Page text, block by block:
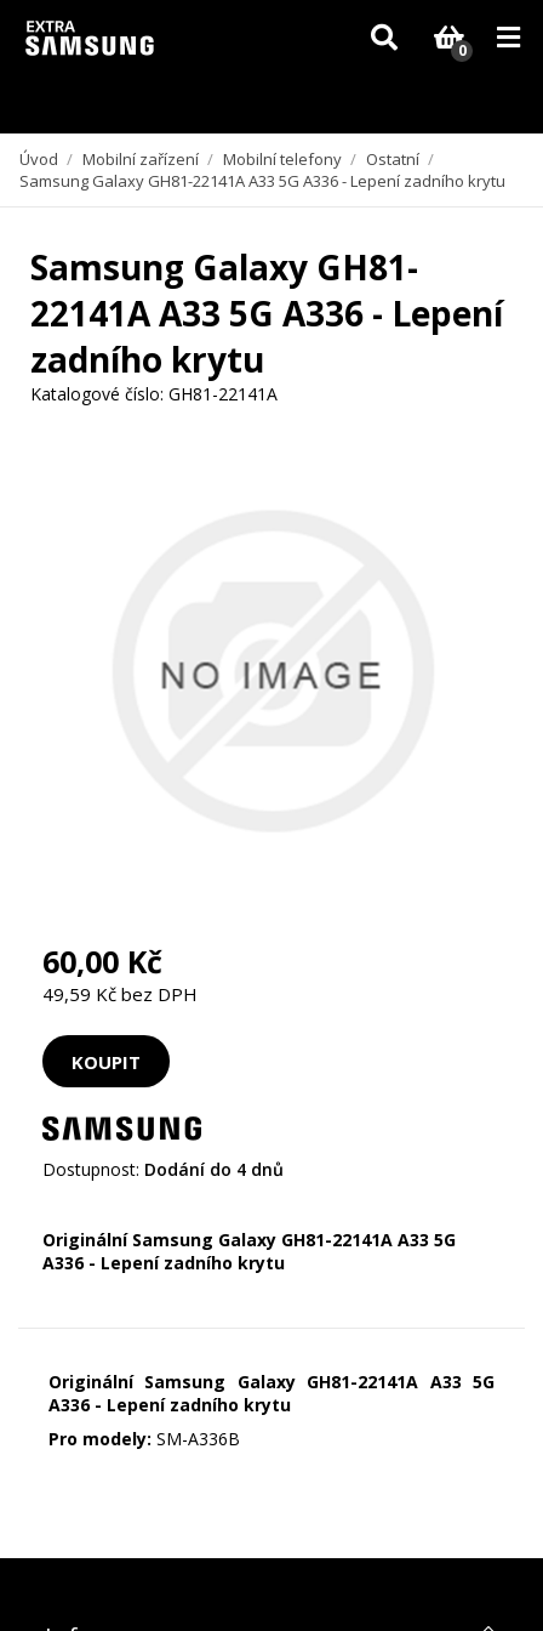
Vzhledem k aktuální situaci se může dodání dílů, které nejsou skladem,
zpozdit. Děkujeme za pochopení.
0
Úvod / Mobilní zařízení / Mobilní telefony / Ostatní /
Samsung Galaxy GH81-22141A A33 5G A336 - Lepení zadního krytu
Samsung Galaxy GH81-
22141A A33 5G A336 - Lepení
zadního krytu
Katalogové číslo: GH81-22141A
60,00 Kč
49,59 Kč bez DPH
Dostupnost: Dodání do 4 dnů
Originální Samsung Galaxy GH81-22141A A33 5G
A336 - Lepení zadního krytu
Originální Samsung Galaxy GH81-22141A A33 5G
A336 - Lepení zadního krytu
Pro modely: SM-A336B